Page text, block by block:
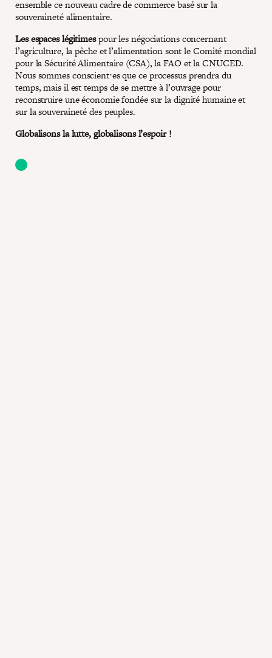
ensemble ce nouveau cadre de commerce basé sur la
souveraineté alimentaire.
Les espaces légitimespour les négociations concernant
l’agriculture, la pêche et l’alimentation sont le Comité mondial
pour la Sécurité Alimentaire (CSA), la FAO et la CNUCED.
Nous sommes conscient⋅es que ce processus prendra du
temps, mais il est temps de se mettre à l’ouvrage pour
reconstruire une économie fondée sur la dignité humaine et
sur la souveraineté des peuples.
Globalisons la lutte, globalisons l’espoir !